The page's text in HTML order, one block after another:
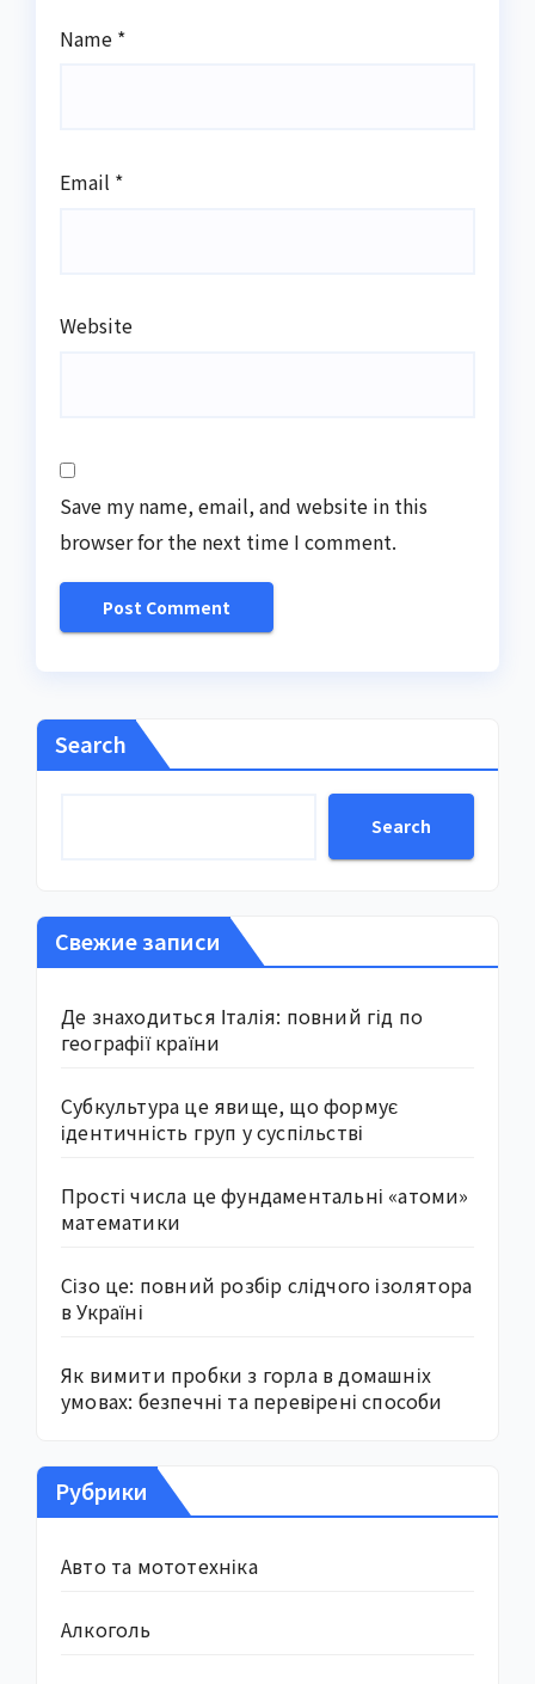
Name *
Email *
Website
Save my name, email, and website in this
browser for the next time I comment.
Search
Search
Свежие записи
Де знаходиться Італія: повний гід по
географії країни
Субкультура це явище, що формує
ідентичність груп у суспільстві
Прості числа це фундаментальні «атоми»
математики
Сізо це: повний розбір слідчого ізолятора
в Україні
Як вимити пробки з горла в домашніх
умовах: безпечні та перевірені способи
Рубрики
Авто та мототехніка
Алкоголь